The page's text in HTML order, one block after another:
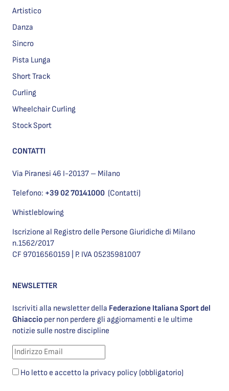
Artistico
Danza
Sincro
Pista Lunga
Short Track
Curling
Wheelchair Curling
Stock Sport
CONTATTI
Via Piranesi 46 I-20137 – Milano
Telefono: +39 02 70141000 (Contatti)
Whistleblowing
Iscrizione al Registro delle Persone Giuridiche di Milano
n.1562/2017
CF 97016560159 | P. IVA 05235981007
NEWSLETTER
Iscriviti alla newsletter della Federazione Italiana Sport del
Ghiaccio per non perdere gli aggiornamenti e le ultime
notizie sulle nostre discipline
Ho letto e accetto la privacy policy (obbligatorio)